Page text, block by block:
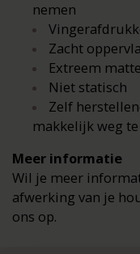
nemen
Zacht
Extreem
Niet statisch
Zelf
makkelijk weg
Meer informatie
Wil je meer
afwerking van je
ons op.